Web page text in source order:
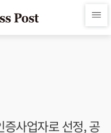
사업자로 선정, 공